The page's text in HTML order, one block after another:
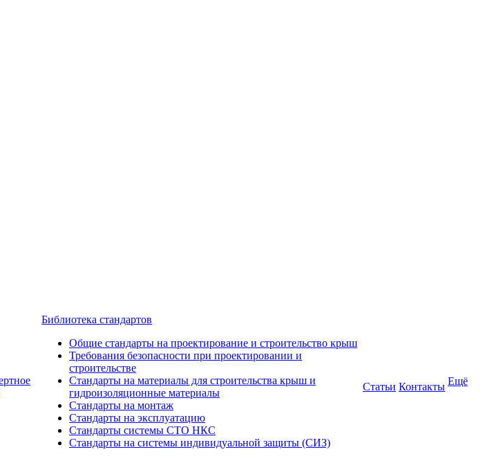
Библиотека стандартов
Общие стандарты на проектирование и строительство крыш
Требования безопасности при проектировании и
строительстве
Стандарты на материалы для строительства крыш и
гидроизоляционные материалы
Стандарты на монтаж
Стандарты на эксплуатацию
Стандарты системы СТО НКС
Стандарты на системы индивидуальной защиты (СИЗ)
Статьи Контакты Ещё